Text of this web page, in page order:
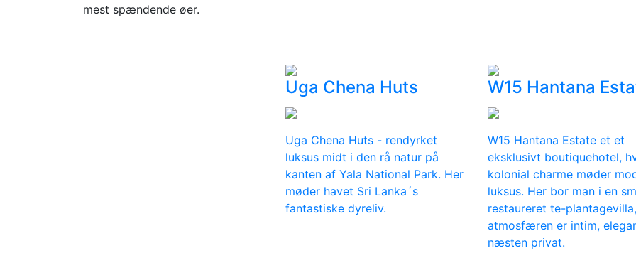
mest spændende øer.
Uga Chena Huts
Uga Chena Huts - rendyrket
luksus midt i den rå natur på
kanten af Yala National Park. Her
møder havet Sri Lanka´s
fantastiske dyreliv.
W15 Hantana
W15 Hantana Estate et et
eksklusivt boutiquehotel,
kolonial charme møder
luksus. Her bor man i en
restaureret te-
atmosfæren er intim,
næsten privat.